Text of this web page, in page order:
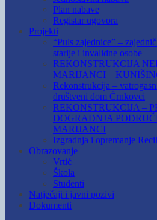
Plan nabave
Registar ugovora
Projekti
“Puls zajednice” –
starije i invalidne osobe
REKONSTRUKCIJA
MARIJANCI –
Rekonstrukcija –
društveni dom Črnkovci
REKONSTRUKCIJA –
DOGRADNJA
MARIJANCI
Izgradnja i opremanje
Obrazovanje
Vrtić
Škola
Studenti
Natječaji i javni pozivi
Dokumenti